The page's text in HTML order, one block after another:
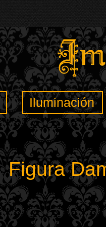
Iluminación
Figura